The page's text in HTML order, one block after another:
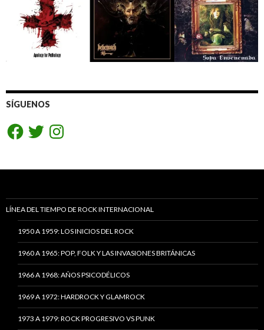
SÍGUENOS
FacebookTwitterInstagram
LÍNEA DEL TIEMPO DE ROCK INTERNACIONAL
1950 A 1959: LOS INICIOS DEL ROCK
1960 A 1965: POP, FOLK Y LAS INVASIONES BRITÁNICAS
1966 A 1968: AÑOS PSICODÉLICOS
1969 A 1972: HARDROCK Y GLAMROCK
1973 A 1979: ROCK PROGRESIVO VS PUNK